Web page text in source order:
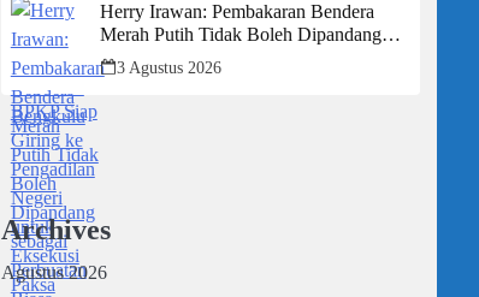
Herry Irawan: Pembakaran Bendera
Merah Putih Tidak Boleh Dipandang
sebagai Perbuatan Biasa
3 Agustus 2026
Archives
Agustus 2026